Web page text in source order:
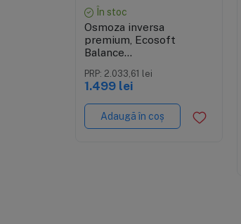
În stoc
Osmoza inversa
premium, Ecosoft
Balance
stadii, eficienta ridicata,
remineralizare cu calciu
si magneziu
PRP: 2.033,61 lei
1.499 lei
Adaugă în coș